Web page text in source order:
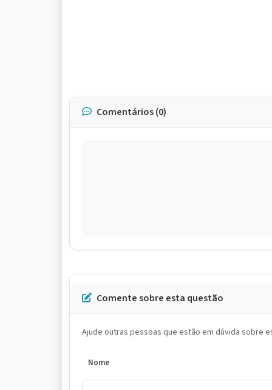
Comentários (0)
Comente sobre esta questão
Ajude outras pessoas que estão em dúvida sobre
Nome